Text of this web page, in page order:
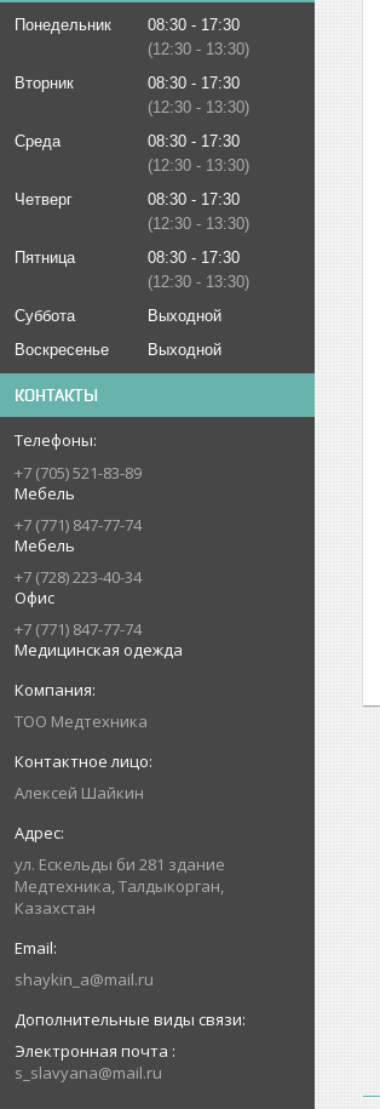
Понедельник 08:30
17:30
12:30
13:30
Вторник
08:30
17:30
12:30
13:30
Среда
08:30
17:30
12:30
13:30
Четверг
08:30
17:30
12:30
13:30
Пятница
08:30
17:30
12:30
13:30
Суббота
Выходной
Воскресенье
Выходной
КОНТАКТЫ
+7 (705) 521-83-89
Мебель
+7 (771) 847-77-74
Мебель
+7 (728) 223-40-34
Офис
+7 (771) 847-77-74
Медицинская одежда
ТОО Медтехника
Алексей Шайкин
ул. Ескельды би 281 здание
Медтехника, Талдыкорган,
Казахстан
shaykin_a@mail.ru
Электронная почта
s_slavyana@mail.ru